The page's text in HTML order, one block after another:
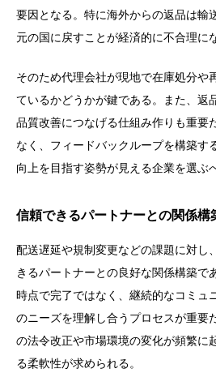
要因となる。特に海外からの返品は輸
元の国に戻すことが経済的に不合理に
そのため代理会社が現地で在庫処分や
ているかどうかが鍵である。また、返
品質改善につなげる仕組み作りも重要
なく、フィードバックループを構築す
向上を目指す姿勢が見える企業を選ぶ
信頼できるパートナーとの関係構
配送遅延や規制変更などの課題に対し
きるパートナーとの良好な関係構築で
時点で完了ではなく、継続的なコミュ
のニーズを理解し合うプロセスが重要
の法令改正や市場環境の変化が頻繁に
る柔軟性が求められる。